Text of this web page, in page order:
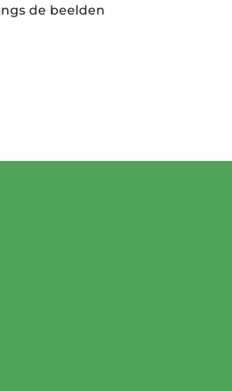
de beelden